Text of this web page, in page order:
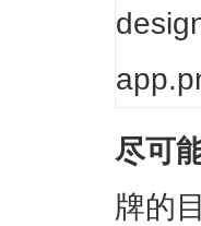
尽可
牌的